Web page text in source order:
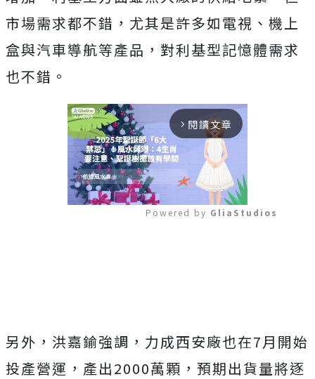
市場需求都不錯，尤其是許多如電視、機上
盒與汽車導航等產品，對利基型記憶體需求
也不錯。
arrow_forward_ios 閱讀文章
Powered by GliaStudios
另外，洪嘉鍮強調，力成西安廠也在7月開始
投產營運，產出2000萬顆，預期出貨量將逐